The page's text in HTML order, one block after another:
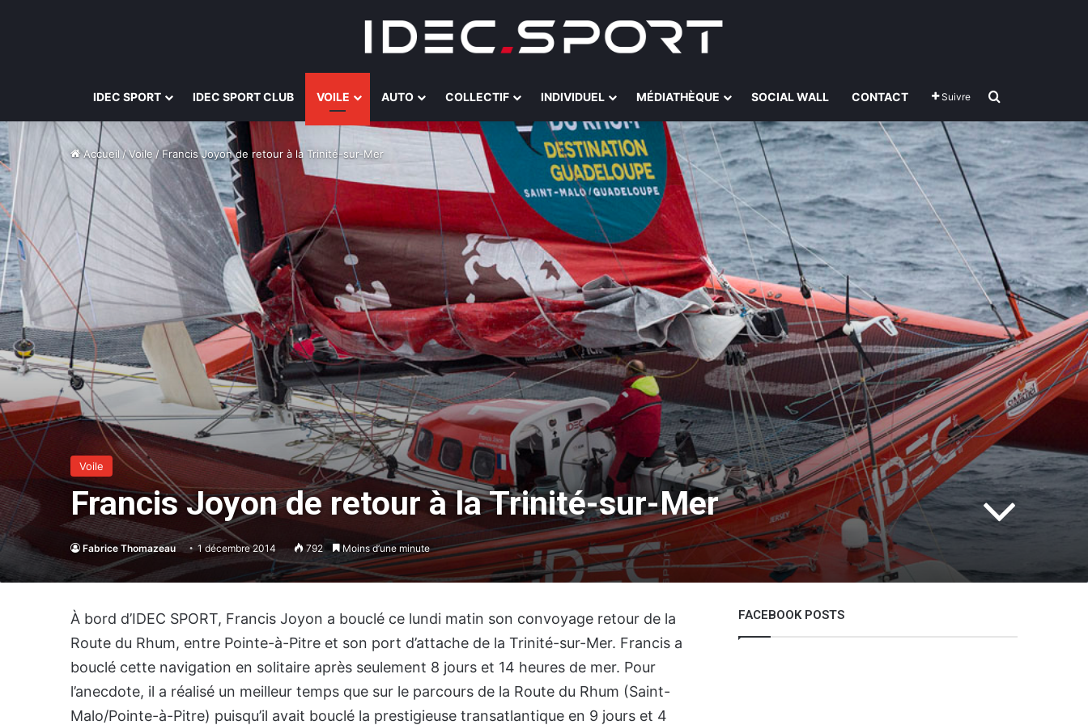
IDEC SPORT IDEC SPORT CLUB VOILE AUTO COLLECTIF INDIVIDUEL MÉDIATHÈQUE SOCIAL WALL CONTACT Suivre
Accueil/Voile /Francis Joyon de retour à la Trinité-sur-Mer
Voile
Francis Joyon de retour à la Trinité-sur-Mer
Fabrice Thomazeau 1 décembre 2014 792 Moins d’une minute
À bord d’IDEC SPORT, Francis Joyon a bouclé ce lundi matin son convoyage retour de la
Route du Rhum, entre Pointe-à-Pitre et son port d’attache de la Trinité-sur-Mer. Francis a
bouclé cette navigation en solitaire après seulement 8 jours et 14 heures de mer. Pour
l’anecdote, il a réalisé un meilleur temps que sur le parcours de la Route du Rhum (Saint-
Malo/Pointe-à-Pitre) puisqu’il avait bouclé la prestigieuse transatlantique en 9 jours et 4
The Famous Project CIC : un record du
monde homologué, une aventure
collective soutenue par IDEC SPORT
se refaisait l’histoire de cette
performance historique !
THE FAMOUS PROJECT CIC – ELLES
L’ONT FAIT ET CA… CE N’EST PAS RIEN !
FACEBOOK POSTS